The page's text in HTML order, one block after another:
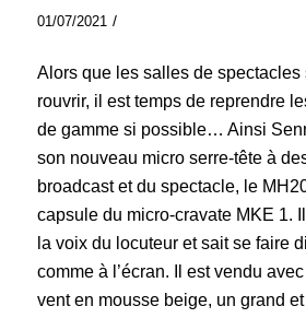
01/07/2021 /
Alors que les salles de spectacles
rouvrir, il est temps de reprendre
de gamme si possible… Ainsi
son nouveau micro serre-tête à
broadcast et du spectacle, le
capsule du micro-cravate MKE 1.
la voix du locuteur et sait se faire
comme à l’écran. Il est vendu
vent en mousse beige, un grand